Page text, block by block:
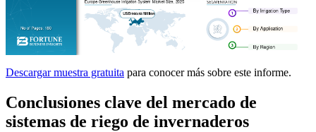
Descargar muestra gratuita para conocer más sobre este informe.
Conclusiones clave del mercado de
sistemas de riego de invernaderos